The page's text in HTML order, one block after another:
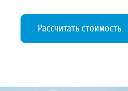
Рассчитать стоимость